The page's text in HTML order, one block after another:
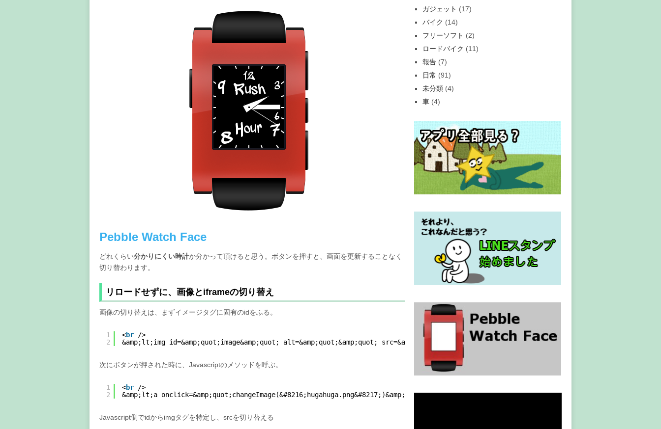
Pebble Watch Face
どれくらい分かりにくい時計か分かって頂けると思う。ボタンを押すと、画面を更新することなく
切り替わります。
リロードせずに、画像とiframeの切り替え
画像の切り替えは、まずイメージタグに固有のidをふる。
1
2
<br
/>
&amp;lt;img id=&amp;quot;image&amp;quot; alt=&amp;quot;&amp;quot; src=&amp;quot;hoge.png&amp;quot; width=&amp;quot;100&amp;quot;
次にボタンが押された時に、Javascriptのメソッドを呼ぶ。
1
2
<br
/>
&amp;lt;a onclick=&amp;quot;changeImage(&#8216;hugahuga.png&#8217;)&amp;quot;&amp;gt;ボタン&amp;lt;/a&amp;gt;<br
Javascript側でidからimgタグを特定し、srcを切り替える
ガジェット (17)
バイク (14)
フリーソフト (2)
ロードバイク (11)
報告 (7)
日常 (91)
未分類 (4)
車 (4)